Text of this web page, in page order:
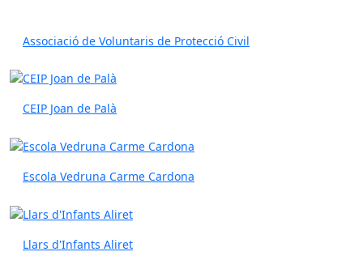
Associació de Voluntaris de Protecció Civil
CEIP Joan de Palà
Escola Vedruna Carme Cardona
Llars d'Infants Aliret